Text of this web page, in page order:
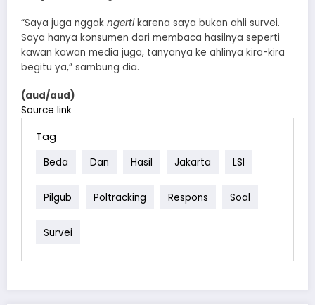
“Saya juga nggak ngertikarena saya bukan ahli survei.
Saya hanya konsumen dari membaca hasilnya seperti
kawan kawan media juga, tanyanya ke ahlinya kira-kira
begitu ya,” sambung dia.
(aud/aud)
Source link
Tag
Beda Dan Hasil Jakarta LSI
Pilgub Poltracking Respons Soal
Survei